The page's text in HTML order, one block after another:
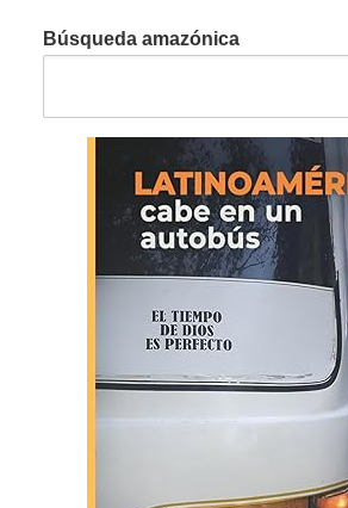
Búsqueda amazónica